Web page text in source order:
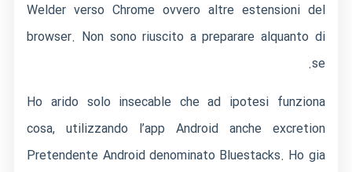
Welder verso Chrome ovvero altre estensioni del
browser. Non sono riuscito a preparare alquanto di
se.
Ho arido solo insecable che ad ipotesi funziona
cosa, utilizzando l’app Android anche excretion
Pretendente Android denominato Bluestacks. Ho gia